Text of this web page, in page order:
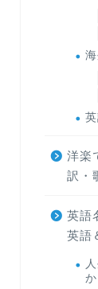
洋楽
訳・
英語
英語